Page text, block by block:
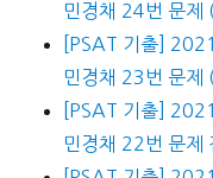
민경채 24번 문제
[PSAT 기출]
민경채 23번 문제
[PSAT 기출]
민경채 22번 문제